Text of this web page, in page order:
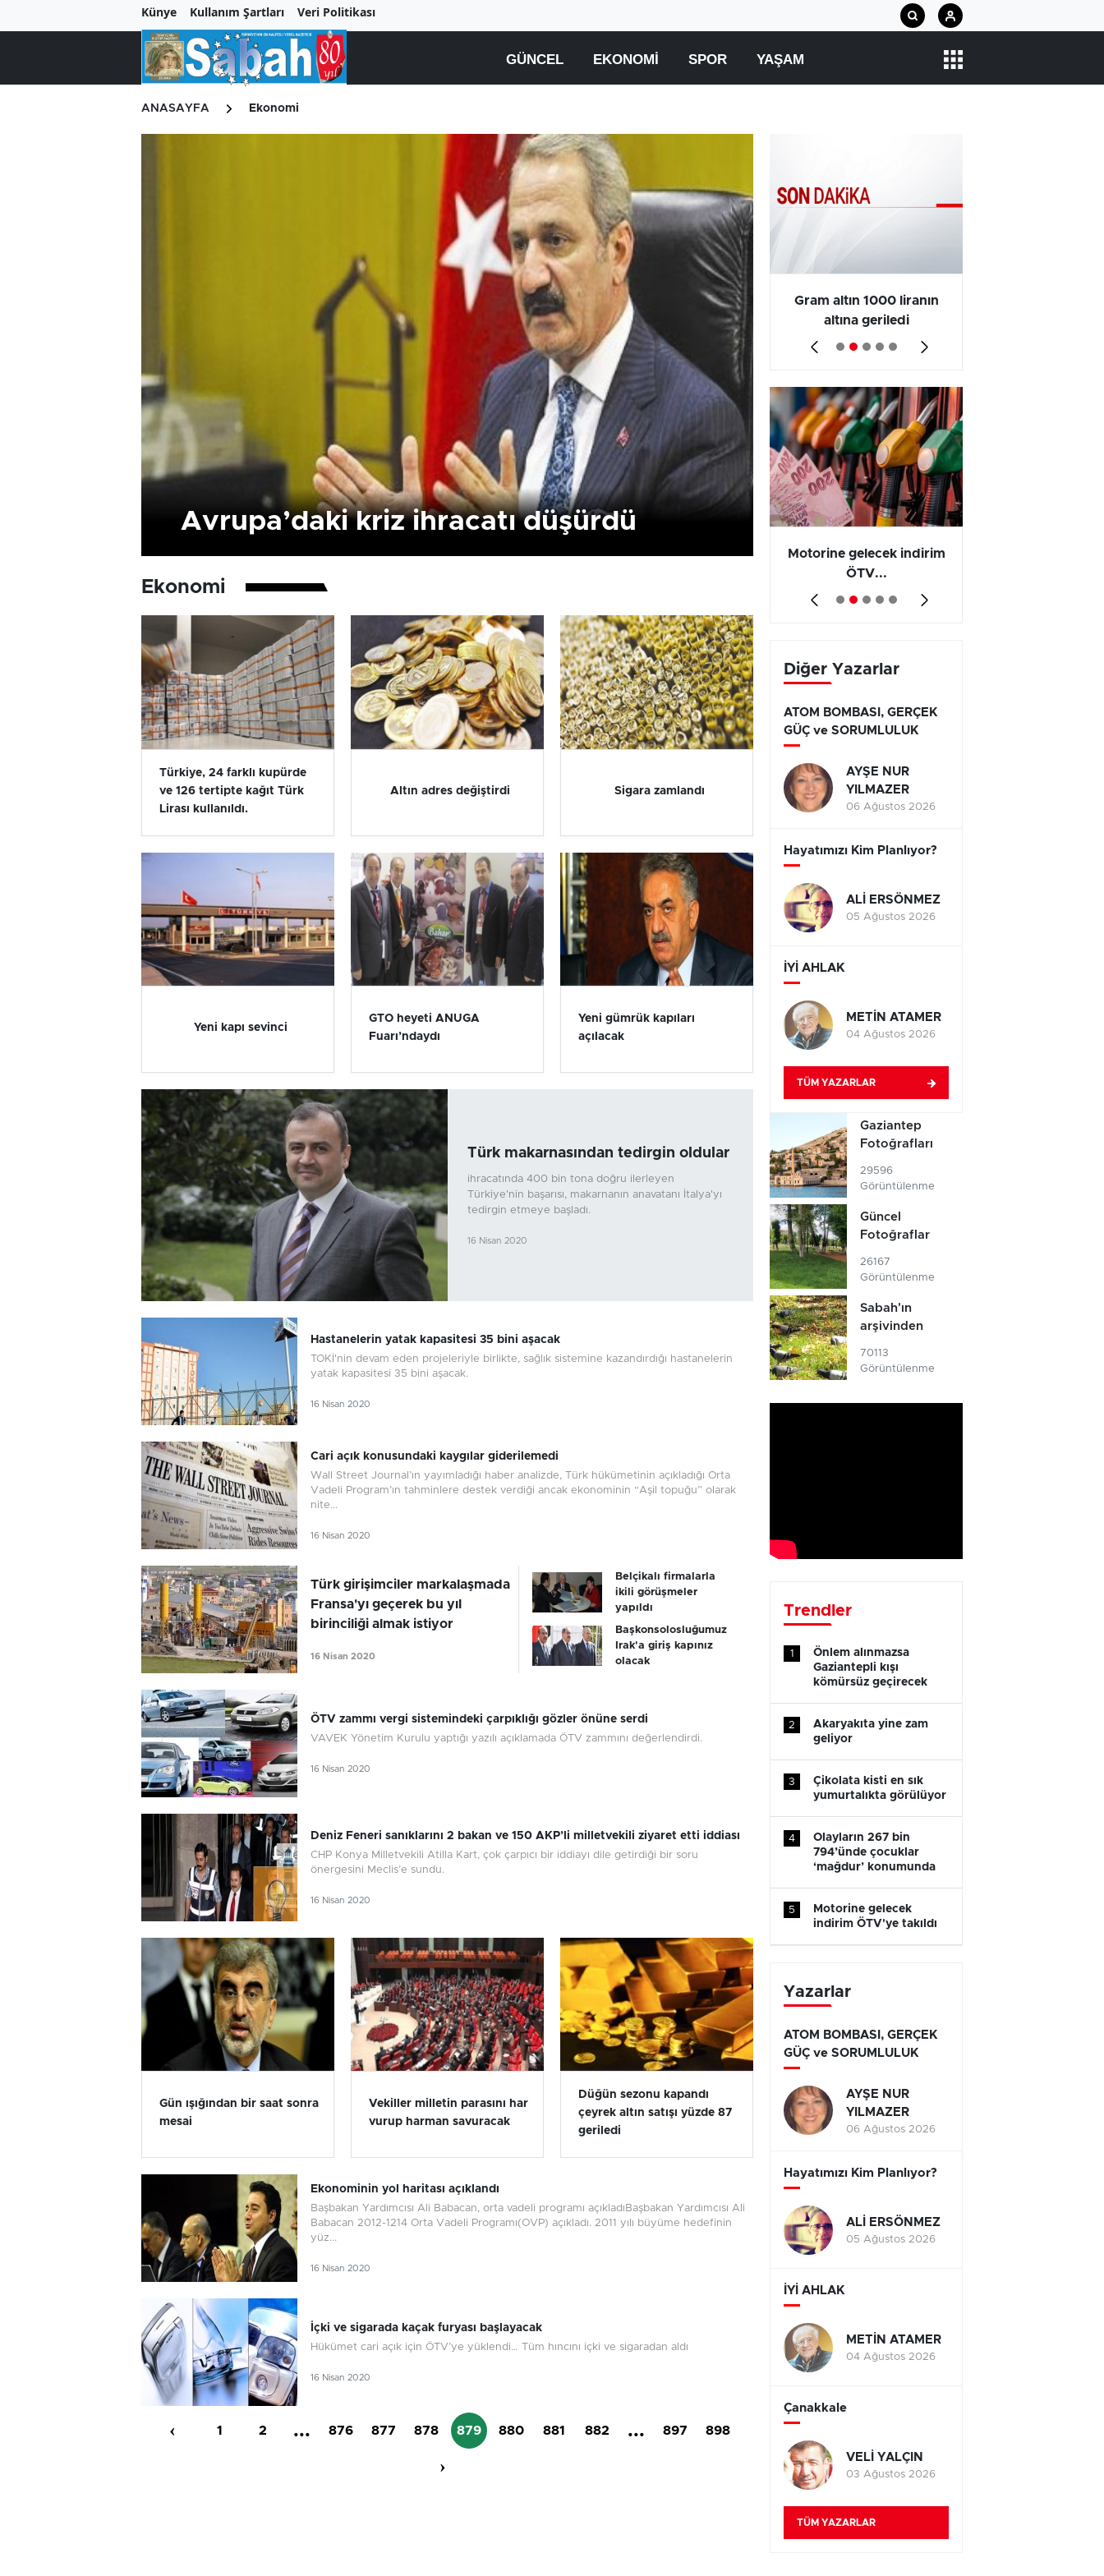
Künye Kullanım Şartları Veri Politikası
GÜNCEL EKONOMI SPOR YAŞAM
ANASAYFA Ekonomi
Avrupa’daki kriz ihracatı düşürdü
Ekonomi
Türkiye, 24 farklı kupürde
ve 126 tertipte kağıt Türk
Lirası kullanıldı.
Altın adres değiştirdi Sigara zamlandı
Yeni kapı sevinci
GTO heyeti ANUGA
Fuarı’ndaydı
Yeni gümrük kapıları
açılacak
Türk makarnasından tedirgin oldular
ihracatında 400 bin tona doğru ilerleyen
Türkiye'nin başarısı, makarnanın anavatanı İtalya'yı
tedirgin etmeye başladı.
16 Nisan 2020
Hastanelerin yatak kapasitesi 35 bini aşacak
TOKİ'nin devam eden projeleriyle birlikte, sağlık sistemine kazandırdığı hastanelerin
yatak kapasitesi 35 bini aşacak.
16 Nisan 2020
Cari açık konusundaki kaygılar giderilemedi
Wall Street Journal’ın yayımladığı haber analizde, Türk hükümetinin açıkladığı Orta
Vadeli Program’ın tahminlere destek verdiği ancak ekonominin “Aşil topuğu” olarak
nite...
16 Nisan 2020
Türk girişimciler markalaşmada
Fransa'yı geçerek bu yıl
birinciliği almak istiyor
16 Nisan 2020
Belçikalı firmalarla
ikili görüşmeler
yapıldı
Başkonsolosluğumuz
Irak'a giriş kapınız
olacak
ÖTV zammı vergi sistemindeki çarpıklığı gözler önüne serdi
VAVEK Yönetim Kurulu yaptığı yazılı açıklamada ÖTV zammını değerlendirdi.
16 Nisan 2020
Deniz Feneri sanıklarını 2 bakan ve 150 AKP’li milletvekili ziyaret etti iddiası
CHP Konya Milletvekili Atilla Kart, çok çarpıcı bir iddiayı dile getirdiği bir soru
önergesini Meclis’e sundu.
16 Nisan 2020
Gün ışığından bir saat sonra
mesai
Vekiller milletin parasını har
vurup harman savuracak
Düğün sezonu kapandı
çeyrek altın satışı yüzde 87
geriledi
Ekonominin yol haritası açıklandı
Başbakan Yardımcısı Ali Babacan, orta vadeli programı açıkladıBaşbakan Yardımcısı Ali
Babacan 2012-1214 Orta Vadeli Programı(OVP) açıkladı. 2011 yılı büyüme hedefinin
yüz...
16 Nisan 2020
İçki ve sigarada kaçak furyası başlayacak
Hükümet cari açık için ÖTV’ye yüklendi… Tüm hıncını içki ve sigaradan aldı
16 Nisan 2020
‹ 1 2 ... 876 877 878 879 880 881 882 ... 897 898
›
Dolar/TL rekor seviyesine
yakın seyrediyor
Denetim mekanizmanın
olmayışı gibi birçok
sebep adaletin gözünü
kör ediyor
Gram altın 1000 liranın
altına geriledi
Kapanan işyeri sayısında
Yönetmeliğe aykırı
Motorine gelecek indirim
ÖTV...
Diğer Yazarlar
ATOM BOMBASI, GERÇEK
GÜÇ ve SORUMLULUK
AYŞE NUR
YILMAZER
06 Ağustos 2026
Hayatımızı Kim Planlıyor?
ALİ ERSÖNMEZ
05 Ağustos 2026
İYİ AHLAK
METİN ATAMER
04 Ağustos 2026
TÜM YAZARLAR
Gaziantep
Fotoğrafları
29596
Görüntülenme
Güncel
Fotoğraflar
26167
Görüntülenme
Sabah'ın
arşivinden
70113
Görüntülenme
Trendler
1
Önlem alınmazsa
Gaziantepli kışı
kömürsüz geçirecek
2
Akaryakıta yine zam
geliyor
3
Çikolata kisti en sık
yumurtalıkta görülüyor
4
Olayların 267 bin
794’ünde çocuklar
‘mağdur’ konumunda
5
Motorine gelecek
indirim ÖTV'ye takıldı
Yazarlar
ATOM BOMBASI, GERÇEK
GÜÇ ve SORUMLULUK
AYŞE NUR
YILMAZER
06 Ağustos 2026
Hayatımızı Kim Planlıyor?
ALİ ERSÖNMEZ
05 Ağustos 2026
İYİ AHLAK
METİN ATAMER
04 Ağustos 2026
Çanakkale
VELİ YALÇIN
03 Ağustos 2026
TÜM YAZARLAR